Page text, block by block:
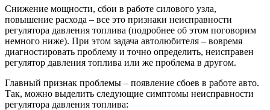
Снижение мощности, сбои в работе силового узла,
повышение расхода – все это признаки неисправности
регулятора давления топлива (подробнее об этом поговорим
немного ниже). При этом задача автолюбителя – вовремя
диагностировать проблему и точно определить, неисправен
регулятор давления топлива или же проблема в другом.
Главный признак проблемы – появление сбоев в работе авто.
Так, можно выделить следующие симптомы неисправности
регулятора давления топлива: